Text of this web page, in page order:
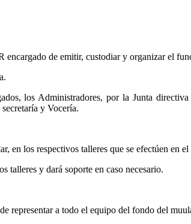
de emitir, custodiar y organizar el
los Administradores, por la Junta
y Vocería.
en los respectivos talleres que se efectúen en
talleres y dará soporte en caso necesario.
representar a todo el equipo del fondo del